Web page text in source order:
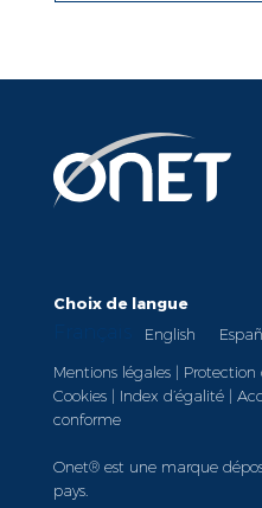
Choix de langue
English
Mentions légales| Protection
Cookies| Index d’égalité|
conforme
Onet® est une marque
pays.